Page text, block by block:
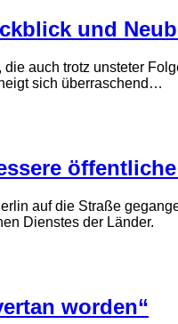
und
die auch trotz unsteter
sich überraschend…
auf die Straße
Dienstes der Länder.
worden“